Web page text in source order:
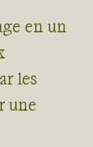
en un
les
une